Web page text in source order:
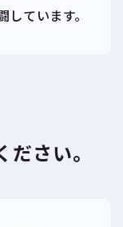
ています。
さい。